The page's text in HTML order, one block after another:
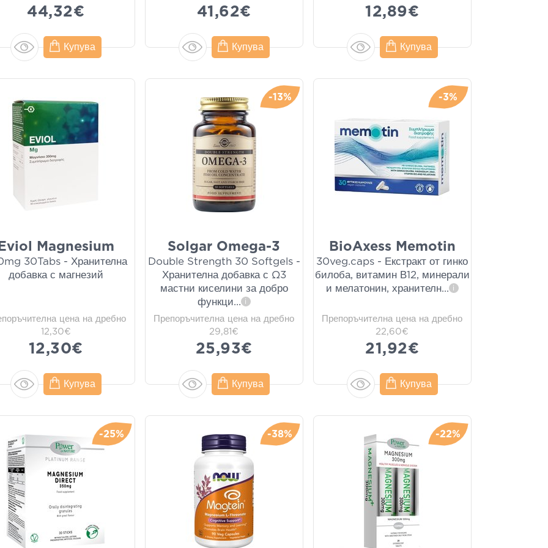
44,32€
Купува
41,62€
Купува
12,89€
Купува
Magnesium
30Tabs - Хранителна
добавка с магнезий
цена на дребно
12,30€
12,30€
Купува
-13%
Solgar Omega-3
Double Strength 30 Softgels -
Хранителна добавка с Ω3
мастни киселини за добро
функци... i
Препоръчителна цена на дребно
29,81€
25,93€
Купува
-3%
BioAxess Memotin
30veg.caps - Екстракт от гинко
билоба, витамин В12, минерали
и мелатонин, хранителн... i
Препоръчителна цена на дребно
22,60€
21,92€
Купува
-25% -38% -22%